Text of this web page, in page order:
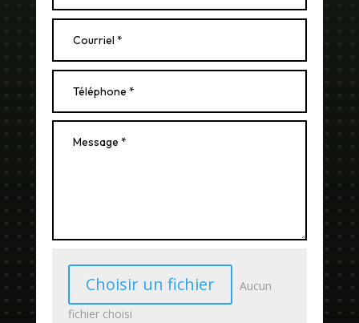
Choisir un fichier
Aucun
fichier choisi